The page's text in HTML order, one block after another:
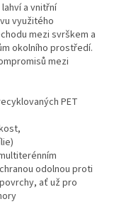
a vnitřní
využitého
mezi svrškem a
okolního prostředí.
mezi
PET
odolnou proti
ať už pro